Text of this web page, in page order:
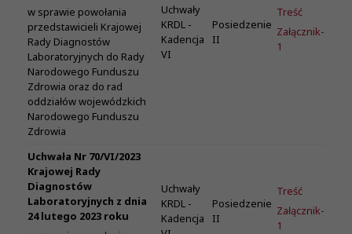
w sprawie powołania
przedstawicieli Krajowej
Rady Diagnostów
Laboratoryjnych do Rady
Narodowego Funduszu
Zdrowia oraz do rad
oddziałów wojewódzkich
Narodowego Funduszu
Zdrowia
Uchwały
KRDL -
Kadencja
VI
Posiedzenie
II
Treść
Załącznik-
1
Uchwała Nr 70/VI/2023
Krajowej Rady
Diagnostów
Laboratoryjnych z dnia
24 lutego 2023 roku
Uchwały
KRDL -
Kadencja
Posiedzenie
II
Treść
Załącznik-
1